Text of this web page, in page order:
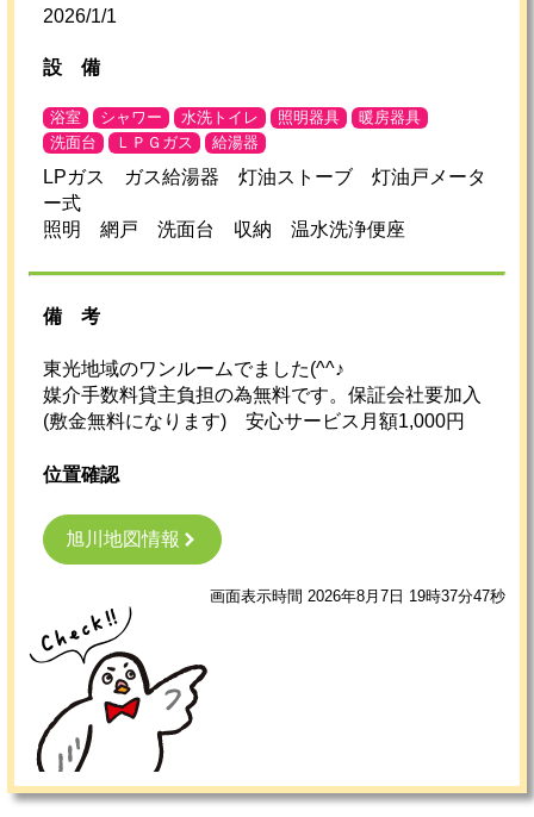
2026/1/1
設 備
浴室 シャワー 水洗トイレ 照明器具
暖房器具
洗面台
ＬＰＧガス 給湯器
LPガス ガス給湯器 灯油ストーブ 灯油戸メータ
ー式
照明 網戸 洗面台 収納 温水洗浄便座
備考
東光地域のワンルームでました(^^♪
媒介手数料貸主負担の為無料です。保証会社要加入
(敷金無料になります) 安心サービス月額1,000円
位置確認
旭川地図情報
画面表示時間 2026年8月7日 19時37分47秒